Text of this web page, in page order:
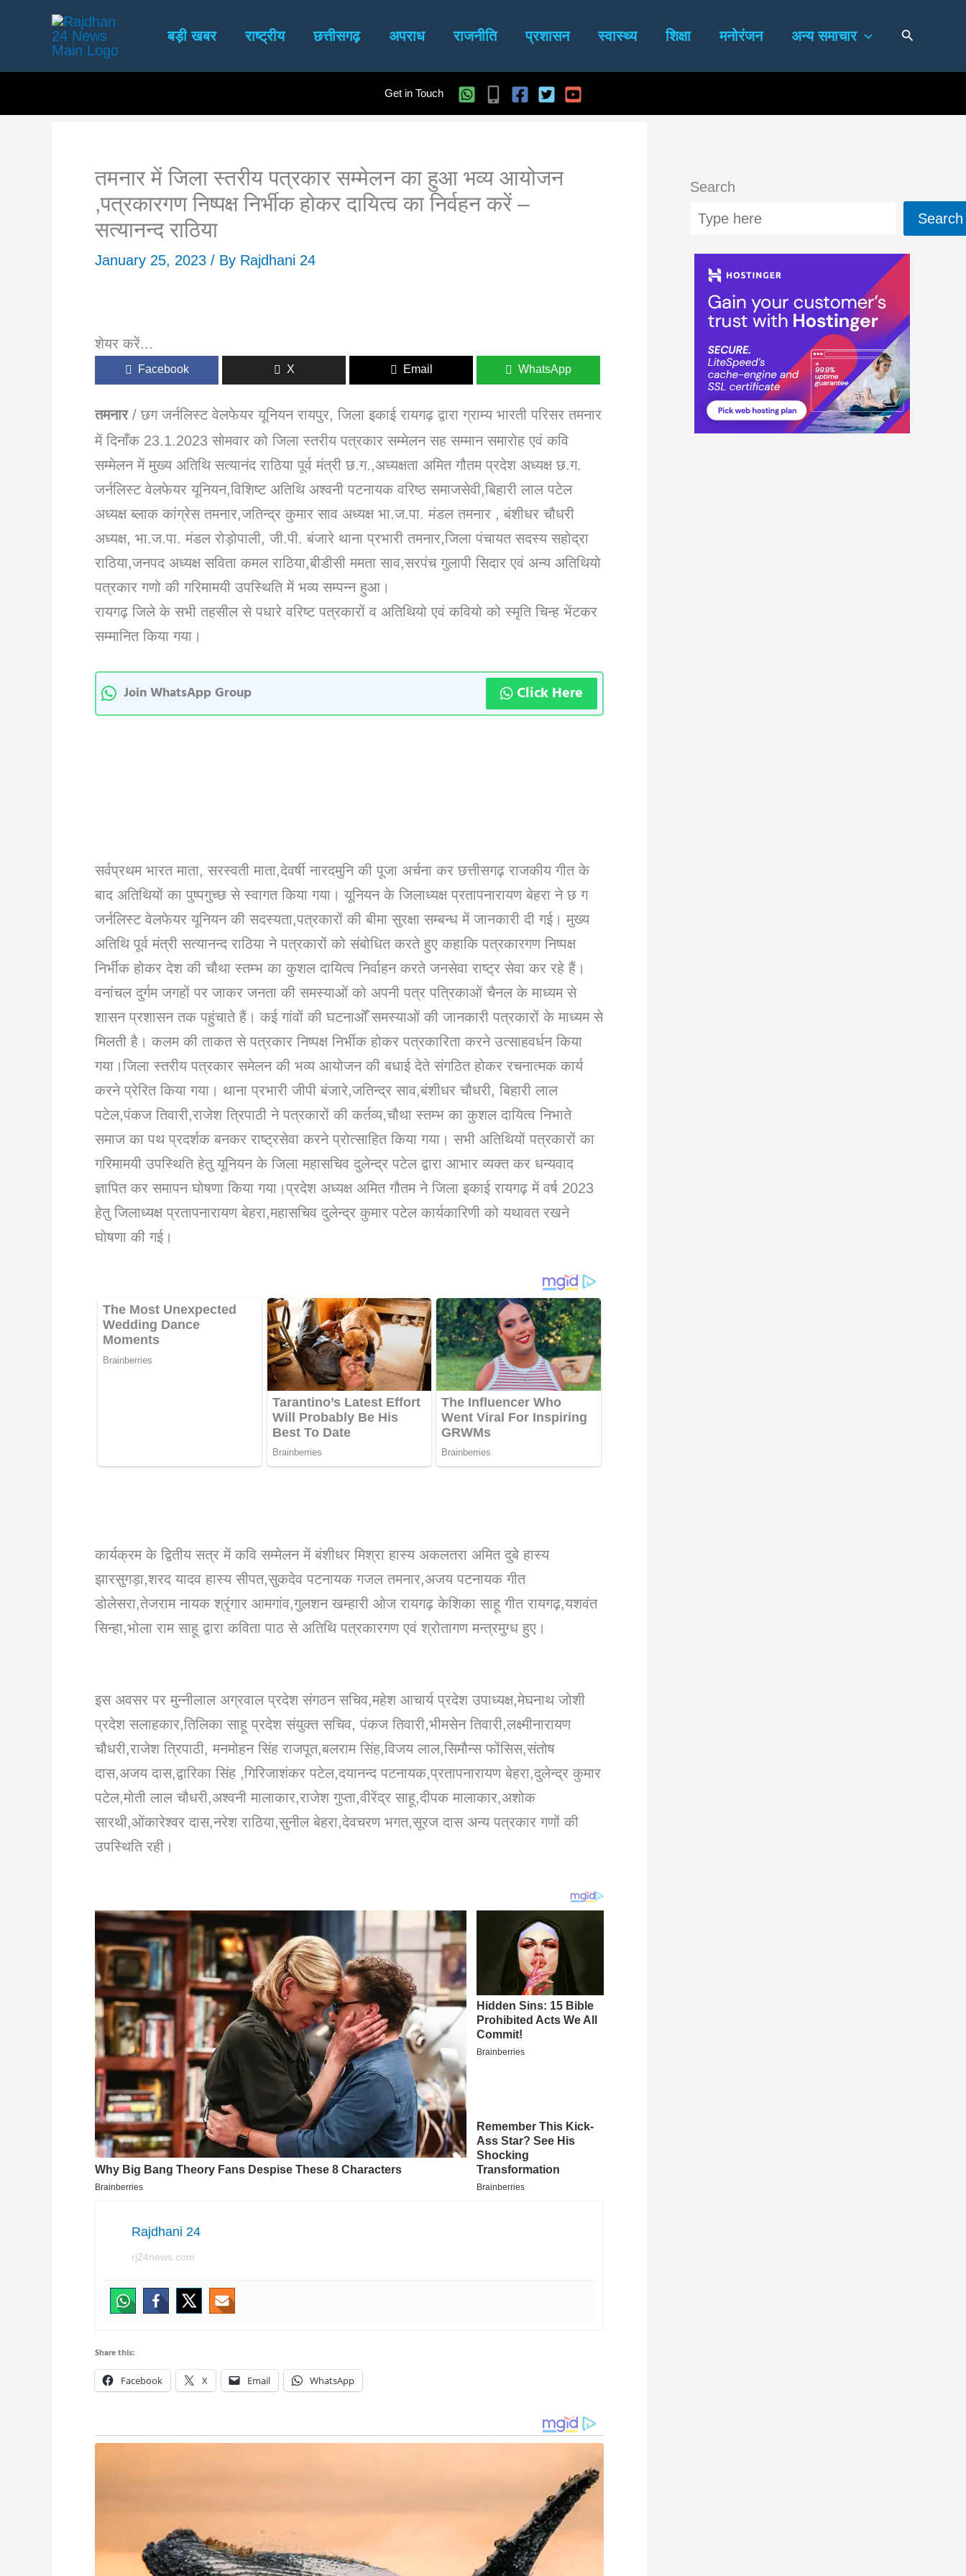
बड़ी खबर राष्ट्रीय छत्तीसगढ़ अपराध राजनीति प्रशासन स्वास्थ्य शिक्षा मनोरंजन अन्य समाचार Search
Get in Touch
तमनार में जिला स्तरीय पत्रकार सम्मेलन का हुआ भव्य आयोजन
,पत्रकारगण निष्पक्ष निर्भीक होकर दायित्व का निर्वहन करें –
सत्यानन्द राठिया
January 25, 2023 / By Rajdhani 24
शेयर करें...
Facebook X Email WhatsApp
तमनार/ छग जर्नलिस्ट वेलफेयर यूनियन रायपुर, जिला इकाई रायगढ़ द्वारा ग्राम्य भारती परिसर तमनार
में दिनाँक 23.1.2023 सोमवार को जिला स्तरीय पत्रकार सम्मेलन सह सम्मान समारोह एवं कवि
सम्मेलन में मुख्य अतिथि सत्यानंद राठिया पूर्व मंत्री छ.ग.,अध्यक्षता अमित गौतम प्रदेश अध्यक्ष छ.ग.
जर्नलिस्ट वेलफेयर यूनियन,विशिष्ट अतिथि अश्वनी पटनायक वरिष्ठ समाजसेवी,बिहारी लाल पटेल
अध्यक्ष ब्लाक कांग्रेस तमनार,जतिन्द्र कुमार साव अध्यक्ष भा.ज.पा. मंडल तमनार , बंशीधर चौधरी
अध्यक्ष, भा.ज.पा. मंडल रोड़ोपाली, जी.पी. बंजारे थाना प्रभारी तमनार,जिला पंचायत सदस्य सहोद्रा
राठिया,जनपद अध्यक्ष सविता कमल राठिया,बीडीसी ममता साव,सरपंच गुलापी सिदार एवं अन्य अतिथियो
पत्रकार गणो की गरिमामयी उपस्थिति में भव्य सम्पन्न हुआ।
रायगढ़ जिले के सभी तहसील से पधारे वरिष्ट पत्रकारों व अतिथियो एवं कवियो को स्मृति चिन्ह भेंटकर
सम्मानित किया गया।
Join WhatsApp Group Click Here
सर्वप्रथम भारत माता, सरस्वती माता,देवर्षी नारदमुनि की पूजा अर्चना कर छत्तीसगढ़ राजकीय गीत के
बाद अतिथियों का पुष्पगुच्छ से स्वागत किया गया। यूनियन के जिलाध्यक्ष प्रतापनारायण बेहरा ने छ ग
जर्नलिस्ट वेलफेयर यूनियन की सदस्यता,पत्रकारों की बीमा सुरक्षा सम्बन्ध में जानकारी दी गई। मुख्य
अतिथि पूर्व मंत्री सत्यानन्द राठिया ने पत्रकारों को संबोधित करते हुए कहाकि पत्रकारगण निष्पक्ष
निर्भीक होकर देश की चौथा स्तम्भ का कुशल दायित्व निर्वाहन करते जनसेवा राष्ट्र सेवा कर रहे हैं।
वनांचल दुर्गम जगहों पर जाकर जनता की समस्याओं को अपनी पत्र पत्रिकाओं चैनल के माध्यम से
शासन प्रशासन तक पहुंचाते हैं। कई गांवों की घटनाओँ समस्याओं की जानकारी पत्रकारों के माध्यम से
मिलती है। कलम की ताकत से पत्रकार निष्पक्ष निर्भीक होकर पत्रकारिता करने उत्साहवर्धन किया
गया।जिला स्तरीय पत्रकार समेलन की भव्य आयोजन की बधाई देते संगठित होकर रचनात्मक कार्य
करने प्रेरित किया गया। थाना प्रभारी जीपी बंजारे,जतिन्द्र साव,बंशीधर चौधरी, बिहारी लाल
पटेल,पंकज तिवारी,राजेश त्रिपाठी ने पत्रकारों की कर्तव्य,चौथा स्तम्भ का कुशल दायित्व निभाते
समाज का पथ प्रदर्शक बनकर राष्ट्रसेवा करने प्रोत्साहित किया गया। सभी अतिथियों पत्रकारों का
गरिमामयी उपस्थिति हेतु यूनियन के जिला महासचिव दुलेन्द्र पटेल द्वारा आभार व्यक्त कर धन्यवाद
ज्ञापित कर समापन घोषणा किया गया।प्रदेश अध्यक्ष अमित गौतम ने जिला इकाई रायगढ़ में वर्ष 2023
हेतु जिलाध्यक्ष प्रतापनारायण बेहरा,महासचिव दुलेन्द्र कुमार पटेल कार्यकारिणी को यथावत रखने
घोषणा की गई।
कार्यक्रम के द्वितीय सत्र में कवि सम्मेलन में बंशीधर मिश्रा हास्य अकलतरा अमित दुबे हास्य
झारसुगड़ा,शरद यादव हास्य सीपत,सुकदेव पटनायक गजल तमनार,अजय पटनायक गीत
डोलेसरा,तेजराम नायक श्रृंगार आमगांव,गुलशन खम्हारी ओज रायगढ़ केशिका साहू गीत रायगढ़,यशवंत
सिन्हा,भोला राम साहू द्वारा कविता पाठ से अतिथि पत्रकारगण एवं श्रोतागण मन्त्रमुग्ध हुए।
इस अवसर पर मुन्नीलाल अग्रवाल प्रदेश संगठन सचिव,महेश आचार्य प्रदेश उपाध्यक्ष,मेघनाथ जोशी
प्रदेश सलाहकार,तिलिका साहू प्रदेश संयुक्त सचिव, पंकज तिवारी,भीमसेन तिवारी,लक्ष्मीनारायण
चौधरी,राजेश त्रिपाठी, मनमोहन सिंह राजपूत,बलराम सिंह,विजय लाल,सिमौन्स फोंसिस,संतोष
दास,अजय दास,द्वारिका सिंह ,गिरिजाशंकर पटेल,दयानन्द पटनायक,प्रतापनारायण बेहरा,दुलेन्द्र कुमार
पटेल,मोती लाल चौधरी,अश्वनी मालाकार,राजेश गुप्ता,वीरेंद्र साहू,दीपक मालाकार,अशोक
सारथी,ओंकारेश्वर दास,नरेश राठिया,सुनील बेहरा,देवचरण भगत,सूरज दास अन्य पत्रकार गणों की
उपस्थिति रही।
Rajdhani 24
rj24news.com
Share this:
Facebook X Email WhatsApp
Search
Search